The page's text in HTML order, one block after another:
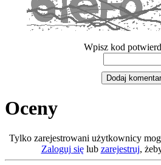
Wpisz kod
Oceny
Tylko zarejestrowani użytkownicy
Zaloguj sięlub zarejestruj,